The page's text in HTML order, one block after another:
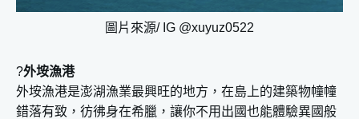
圖片來源/ IG @xuyuz0522
?外垵漁港
外垵漁港是澎湖漁業最興旺的地方，在島上的建築物幢幢
錯落有致，彷彿身在希臘，讓你不用出國也能體驗異國般